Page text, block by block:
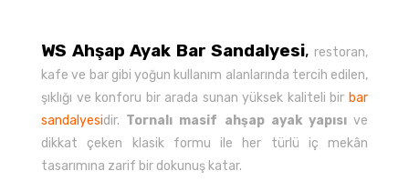
WS Ahşap Ayak Bar Sandalyesi, restoran,
kafe ve bar gibi yoğun kullanım alanlarında tercih edilen,
şıklığı ve konforu bir arada sunan yüksek kaliteli bir bar
sandalyesidir. Tornalı masif ahşap ayak yapısıve
dikkat çeken klasik formu ile her türlü iç mekân
tasarımına zarif bir dokunuş katar.